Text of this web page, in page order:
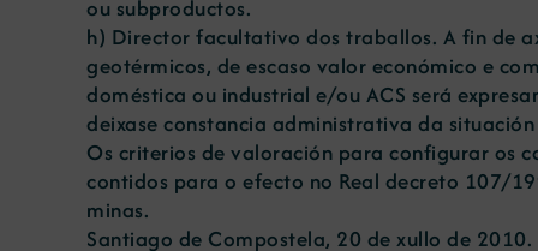
ou subproductos.
h) Director facultativo dos traballos. A fin de
geotérmicos, de escaso valor económico e
doméstica ou industrial e/ou ACS será
deixase constancia administrativa da
Os criterios de valoración para configurar os
contidos para o efecto no Real decreto 107/
minas.
Santiago de Compostela, 20 de xullo de